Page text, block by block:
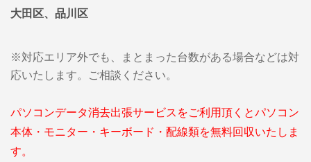
大田区、品川区
※対応エリア外でも、まとまった台数がある場合などは対
応いたします。ご相談ください。
パソコンデータ消去出張サービスをご利用頂くとパソコン
本体・モニター・キーボード・配線類を無料回収いたしま
す。